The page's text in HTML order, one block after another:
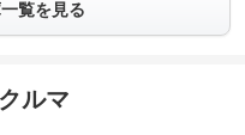
覧を見る
ルマ